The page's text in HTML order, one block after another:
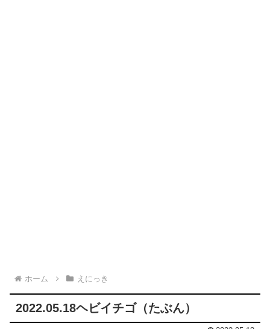
ホーム えにっき
2022.05.18ヘビイチゴ（たぶん）